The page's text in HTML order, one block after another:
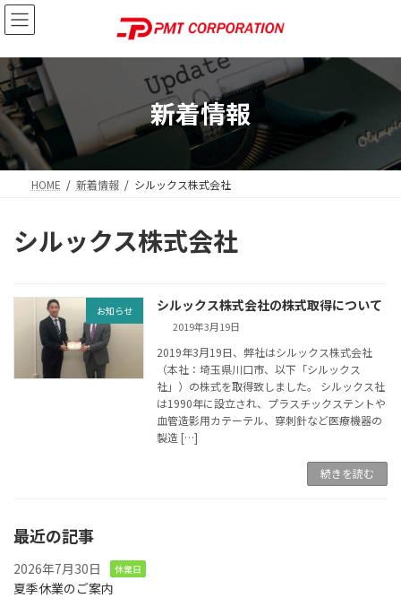
コ
ン
ン
ツ
へ
ス
キ
ッ
プ
ナ
ビ
ー
シ
ョ
ン
に
移
動
新着情報
HOME 新着情報 シルックス株式会社
シルックス株式会社
お知らせ シルックス株式会社の株式取得について
2019年3月19日
2019年3月19日、弊社はシルックス株式会社
（本社：埼玉県川口市、以下「シルックス
社」）の株式を取得致しました。 シルックス社
は1990年に設立され、プラスチックステントや
血管造影用カテーテル、穿刺針など医療機器の
製造 […]
続きを読む
最近の記事
2026年7月30日 休業日
夏季休業のご案内